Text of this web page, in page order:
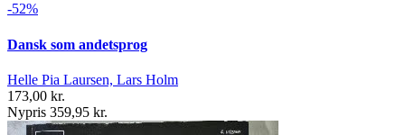
-52%
Dansk som andetsprog
Helle Pia Laursen, Lars Holm
173,00 kr.
Nypris 359,95 kr.